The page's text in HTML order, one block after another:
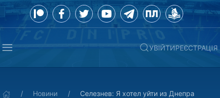
УВІЙТИРЕЄСТРАЦІЯ
Новини Селезнев: Я хотел уйти из Днепра